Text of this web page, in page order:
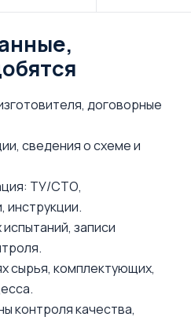
договорные
сведения о схеме и
ТУ/СТО,
инструкции.
записи
сырья, комплектующих,
контроля качества,